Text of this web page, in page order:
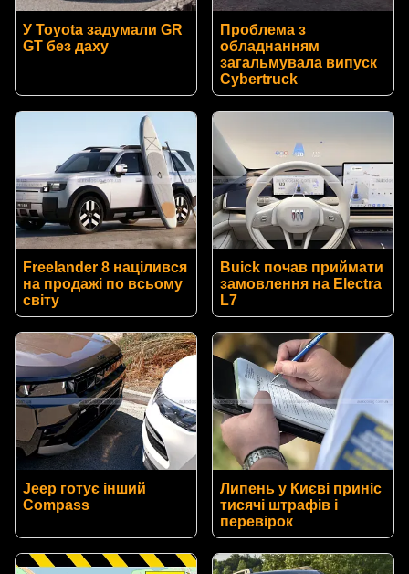
У Toyota задумали GR
GT без даху
Проблема з
обладнанням
загальмувала випуск
Cybertruck
Freelander 8 націлився
на продажі по всьому
світу
Buick почав приймати
замовлення на Electra
L7
Jeep готує інший
Compass
Липень у Києві приніс
тисячі штрафів і
перевірок